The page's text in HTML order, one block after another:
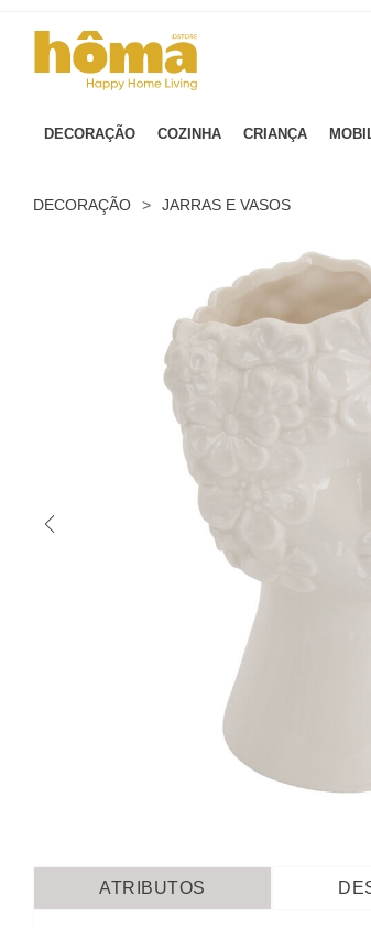
DECORAÇÃO COZINHA CRIANÇA
DECORAÇÃO > JARRAS E VASOS
ATRIBUTOS